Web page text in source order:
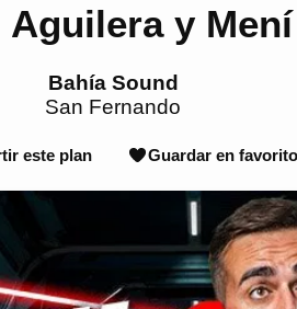
Aguilera y
Bahía Sound
San Fernando
este plan Guardar en